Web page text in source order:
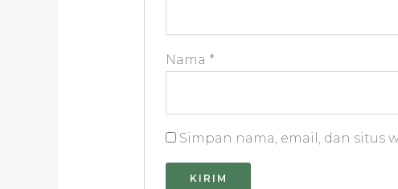
Nama *
Simpan nama, email, dan situs